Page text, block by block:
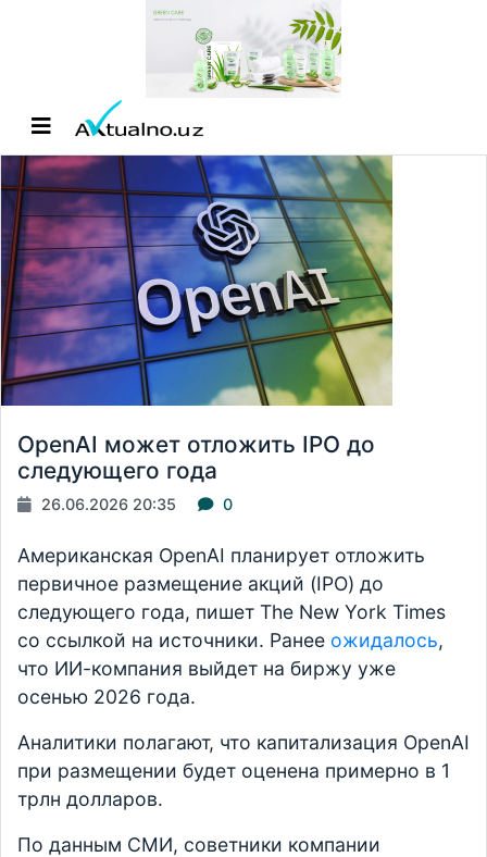
OpenAI может отложить IPO до
следующего года
26.06.2026 20:35 0
Американская OpenAI планирует отложить
первичное размещение акций (IPO) до
следующего года, пишет The New York Times
со ссылкой на источники. Ранее ожидалось,
что ИИ-компания выйдет на биржу уже
осенью 2026 года.
Аналитики полагают, что капитализация OpenAI
при размещении будет оценена примерно в 1
трлн долларов.
По данным СМИ, советники компании